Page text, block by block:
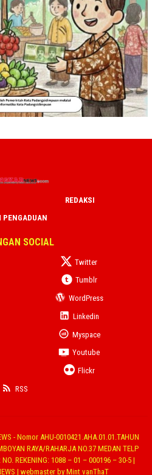
REDAKSI
PENGADUAN
SOCIAL
Twitter
Tumblr
WordPress
Linkedin
Myspace
Youtube
Flickr
RSS
- Nomor AHU-0010421.AHA.01.01.TAHUN
RAYA/RAHARJA NO.37 MEDAN TELP
REKENING: 1088 – 01 – 000196 – 30-5 |
| webmaster by Mint vanThaT